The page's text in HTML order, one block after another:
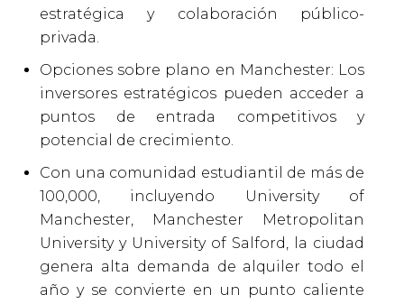
estratégica y colaboración público-
privada.
Opciones sobre plano en Manchester: Los
inversores estratégicos pueden acceder a
puntos de entrada competitivos y
potencial de crecimiento.
Con una comunidad estudiantil de más de
100,000, incluyendo University of
Manchester, Manchester Metropolitan
University y University of Salford, la ciudad
genera alta demanda de alquiler todo el
año y se convierte en un punto caliente